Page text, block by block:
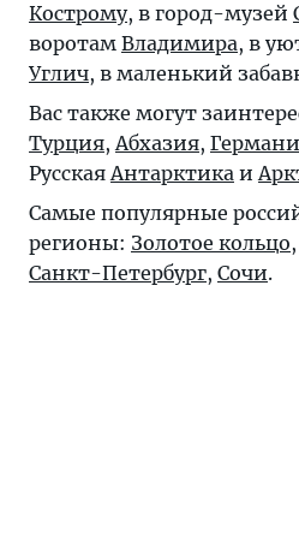
Кострому, в город-музей
воротам Владимира, в
Углич, в маленький
Вас также могут
Турция,Абхазия,
РусскаяАнтарктика и
Самые популярные
регионы: Золотое кольцо,
Санкт-Петербург, Сочи.